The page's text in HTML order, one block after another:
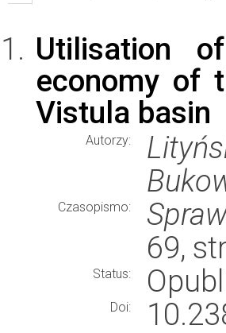
Utilisation
economy of
Vistula basin
Autorzy:
Czasopismo:
69,
Status:
Doi: